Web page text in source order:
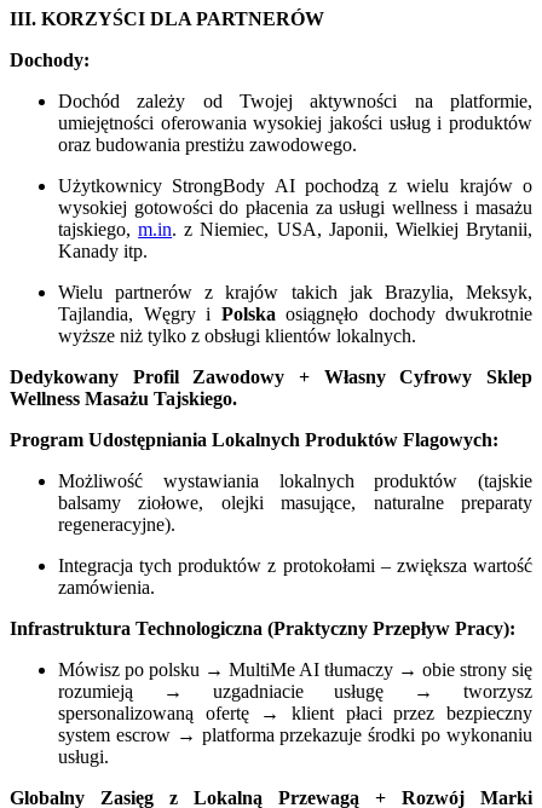
III. KORZYŚCI DLA PARTNERÓW
Dochody:
Dochód zależy od Twojej aktywności na platformie,
umiejętności oferowania wysokiej jakości usług i produktów
oraz budowania prestiżu zawodowego.
Użytkownicy StrongBody AI pochodzą z wielu krajów o
wysokiej gotowości do płacenia za usługi wellness i masażu
tajskiego,m.in. z Niemiec, USA, Japonii, Wielkiej Brytanii,
Kanady itp.
Wielu partnerów z krajów takich jak Brazylia, Meksyk,
Tajlandia, Węgry i Polska osiągnęło dochody dwukrotnie
wyższe niż tylko z obsługi klientów lokalnych.
Dedykowany Profil Zawodowy + Własny Cyfrowy Sklep
Wellness Masażu Tajskiego.
Program Udostępniania Lokalnych Produktów Flagowych:
Możliwość wystawiania lokalnych produktów (tajskie
balsamy ziołowe, olejki masujące, naturalne preparaty
regeneracyjne).
Integracja tych produktów z protokołami – zwiększa wartość
zamówienia.
Infrastruktura Technologiczna (Praktyczny Przepływ Pracy):
Mówisz po polsku → MultiMe AI tłumaczy → obie strony się
rozumieją → uzgadniacie usługę → tworzysz
spersonalizowaną ofertę → klient płaci przez bezpieczny
system escrow → platforma przekazuje środki po wykonaniu
usługi.
Globalny Zasięg z Lokalną Przewagą + Rozwój Marki